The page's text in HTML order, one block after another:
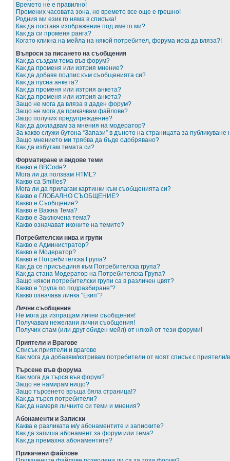
Времето не е правилно!
Промених часовата зона, но времето все още е грешно!
Родния ми език го няма в списъка!
Как да поставя изображение под името ми?
Как да си променя ранга?
Когато кликна на мейла на някой потребител, форума иска да вляза?!
Въпроси за писането на съобщения
Как да създам тема във форум?
Как да променя или изтрия мнение?
Как да добавя подпис към съобщенията си?
Как да пусна анкета?
Как да променя или изтрия анкета?
Как да променя или изтрия анкета?
Защо не мога да вляза в даден форум?
Защо не мога да прикачвам файлове?
Защо получих предупреждение?
Как да докладвам за мнения на модератор?
За какво служи бутона “Запази” в дъното на страницата за
Защо мнението ми трябва да бъде одобрявано?
Как да избутам темата си?
Форматиране и видове теми
Какво е BBCode?
Мога ли да ползвам HTML?
Какво са Smilies?
Мога ли да прилагам картинки към съобщенията си?
Какво е ГЛОБАЛНО СЪОБЩЕНИЕ?
Какво е Съобщение?
Какво е Важна Тема?
Какво е Заключена тема?
Какво означават иконите на темите?
Потребителски нива и групи
Какво е Администратор?
Какво е Модератор?
Какво е Потребителска Група?
Как да се присъединя към Потребителска група?
Как да стана Модератор на Потребителска Група?
Защо някои потребителски групи са в различен цвят?
Какво е “група по подразбиране”?
Какво означава линка “Екип”?
Лични съобщения
Не мога да изпращам лични съобщения!
Получавам нежелани лични съобщения!
Получих спам (или друг обиден мейл) от някой от тези форуми!
Приятели и Врагове
Списък приятели и врагове
Как мога да добавям/изтривам потребители от моят списък с приятели/
Търсене във форума
Как мога да търся във форум?
Защо не намирам нищо?
Защо търсенето връща бяла страница!?
Как да търся потребители?
Как да намеря личните си теми и мнения?
Абонаменти и Записки
Каква е разликата м/у абонаментите и записките?
Как да запиша абонамент за форум или тема?
Как да премахна абонаментите?
Прикачени файлове